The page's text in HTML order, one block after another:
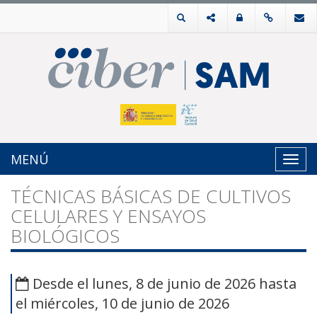
MENÚ
TÉCNICAS BÁSICAS DE CULTIVOS
CELULARES Y ENSAYOS
BIOLÓGICOS
Desde el lunes, 8 de junio de 2026 hasta
el miércoles, 10 de junio de 2026